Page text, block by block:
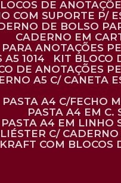
DE
COM SUPORTE P/
DE BOLSO
CADERNO EM
PARA ANOTAÇÕES
A5 1014
KIT BLOCO
DE ANOTAÇÕES
A5 C/ CANETA
PASTA A4 C/FECHO
PASTA A4 EM
PASTA A4 EM LINHO
C/
COM BLOCOS